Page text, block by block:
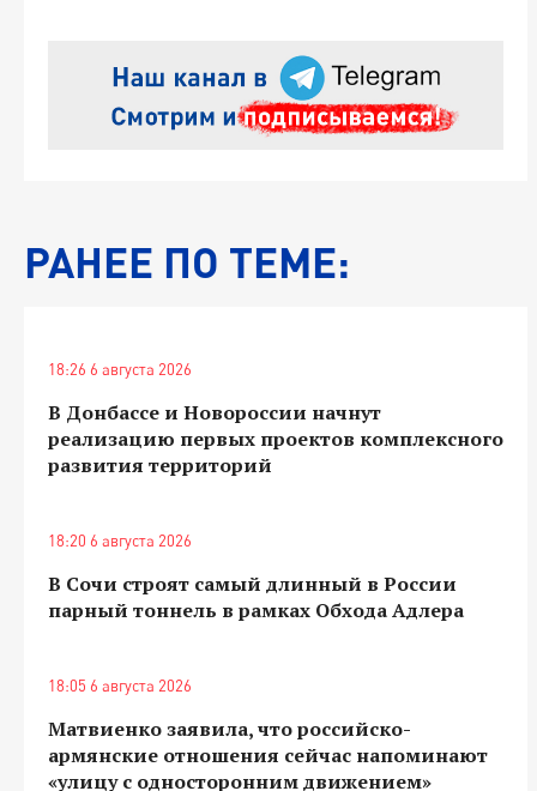
РАНЕЕ ПО ТЕМЕ:
18:26 6 августа 2026
В Донбассе и Новороссии начнут
реализацию первых проектов комплексного
развития территорий
18:20 6 августа 2026
В Сочи строят самый длинный в России
парный тоннель в рамках Обхода Адлера
18:05 6 августа 2026
Матвиенко заявила, что российско-
армянские отношения сейчас напоминают
«улицу с односторонним движением»